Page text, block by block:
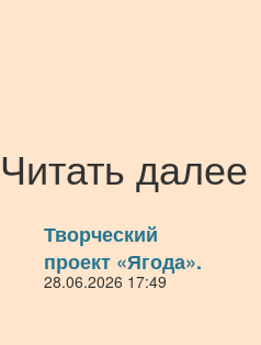
Читать далее
Творческий
проект «Ягода».
28.06.2026 17:49